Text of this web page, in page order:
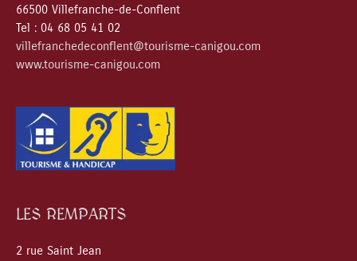
66500 Villefranche-de-Conflent
Tel : 04 68 05 41 02
villefranchedeconflent@tourisme-canigou.com
www.tourisme-canigou.com
LES REMPARTS
2 rue Saint Jean